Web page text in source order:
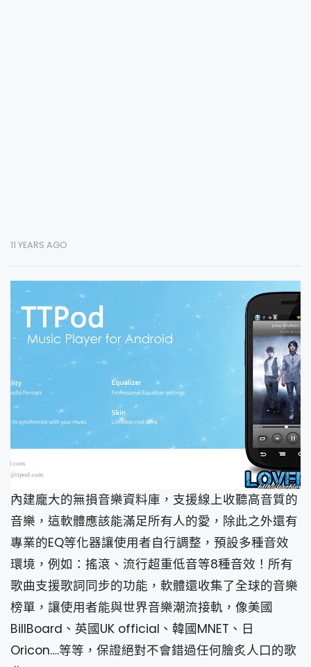
11 YEARS AGO
內建龐大的無損音樂資料庫，支援線上收聽高音質的
音樂，這軟體應該能滿足所有人的愛，除此之外還有
專業的EQ等化器讓使用者自行調整，預設多種音效
環境，例如：搖滾、流行超重低音等8種音效！所有
歌曲支援歌詞同步的功能，軟體還收集了全球的音樂
榜單，讓使用者能與世界音樂潮流接軌，像美國
BillBoard、英國UK official、韓國MNET、日
Oricon….等等，保證絕對不會錯過任何膾炙人口的歌